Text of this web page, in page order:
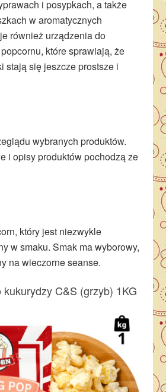
i posypkach, a także
w aromatycznych
również urządzenia do
które sprawiają, że
stają się jeszcze prostsze i
wybranych produktów.
i opisy produktów pochodzą ze
który jest niezwykle
w smaku. Smak ma wyborowy,
na wieczorne seanse.
C&S (grzyb) 1KG